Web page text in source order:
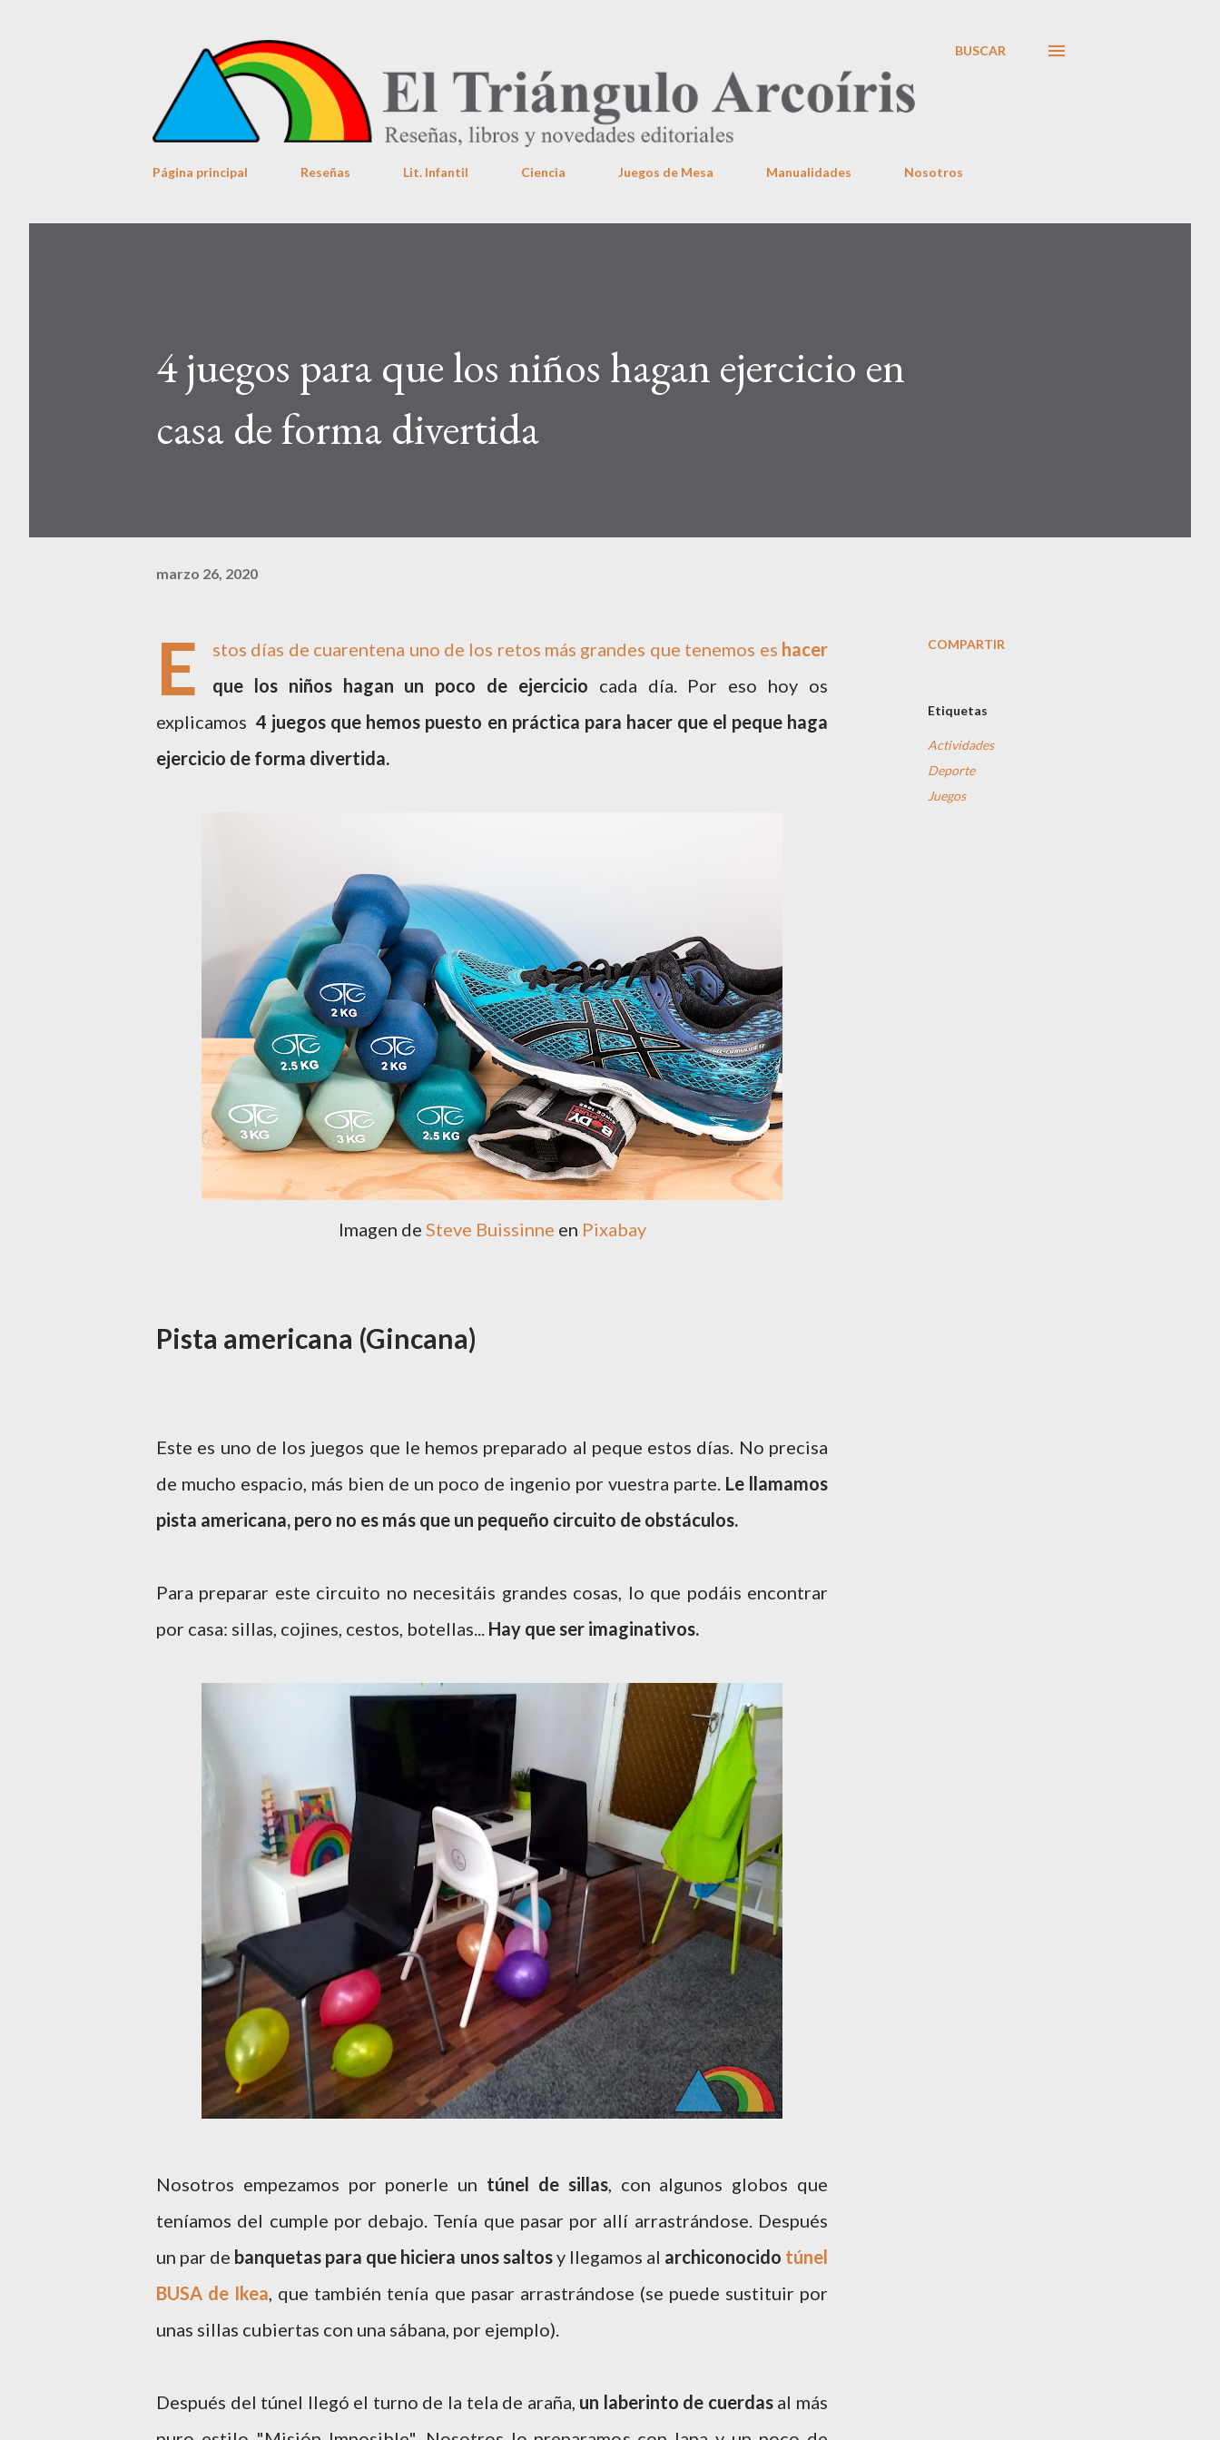
BUSCAR
Página principal Reseñas Lit. Infantil Ciencia Juegos de Mesa Manualidades Nosotros
4 juegos para que los niños hagan ejercicio en
casa de forma divertida
marzo 26, 2020
E stos días de cuarentena uno de los retos más grandes que tenemos es hacer
que los niños hagan un poco de ejercicio cada día. Por eso hoy os
explicamos4 juegos que hemos puesto en práctica para hacer que el peque haga
ejercicio de forma divertida.
Imagen de Steve Buissinne en Pixabay
Pista americana (Gincana)
Este es uno de los juegos que le hemos preparado al peque estos días. No precisa
de mucho espacio, más bien de un poco de ingenio por vuestra parte. Le llamamos
pista americana, pero no es más que un pequeño circuito de obstáculos.
Para preparar este circuito no necesitáis grandes cosas, lo que podáis encontrar
por casa: sillas, cojines, cestos, botellas... Hay que ser imaginativos.
Nosotros empezamos por ponerle un túnel de sillas, con algunos globos que
teníamos del cumple por debajo. Tenía que pasar por allí arrastrándose. Después
un par de banquetas para que hiciera unos saltosy llegamos al archiconocido túnel
BUSA de Ikea , que también tenía que pasar arrastrándose (se puede sustituir por
unas sillas cubiertas con una sábana, por ejemplo).
Después del túnel llegó el turno de la tela de araña, un laberinto de cuerdasal más
COMPARTIR
Etiquetas
Actividades
Deporte
Juegos